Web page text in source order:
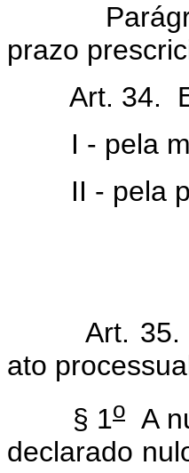
Parágrafo
prazo
Art. 34.
I - pela
II - pela
Art. 35. A
ato
§ 1o A
declarado